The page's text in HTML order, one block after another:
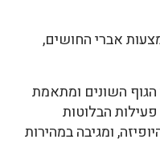
אברי החושים,
השונים ומתאמת
הבלוטות
ומגיבה במהירות